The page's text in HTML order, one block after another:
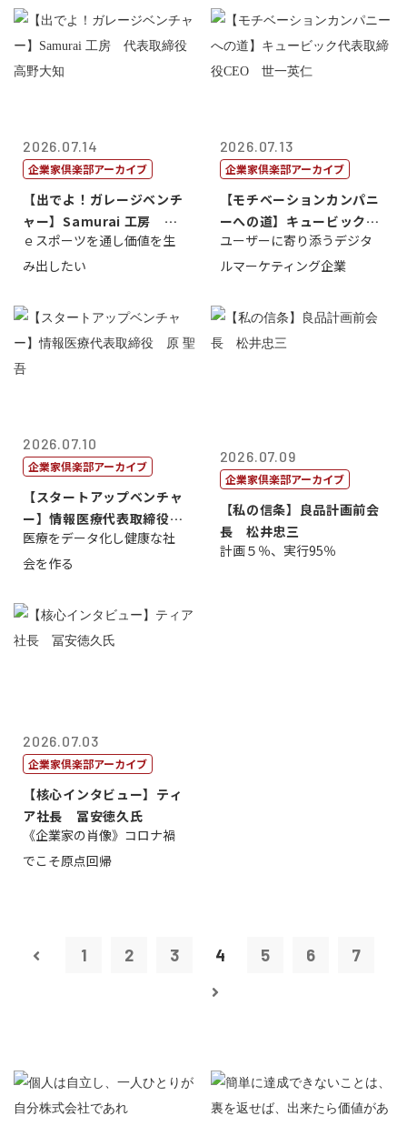
2026.07.14
企業家倶楽部アーカイブ
【出でよ！ガレージベンチ
ャー】Samurai 工房 代
表取締...
ｅスポーツを通し価値を生
み出したい
2026.07.13
企業家倶楽部アーカイブ
【モチベーションカンパニ
ーへの道】キュービック代
表取締役CE...
ユーザーに寄り添うデジタ
ルマーケティング企業
2026.07.10
企業家倶楽部アーカイブ
【スタートアップベンチャ
ー】情報医療代表取締役
原 聖吾
医療をデータ化し健康な社
会を作る
2026.07.09
企業家倶楽部アーカイブ
【私の信条】良品計画前会
長 松井忠三
計画５％、実行95％
2026.07.03
企業家倶楽部アーカイブ
【核心インタビュー】ティ
ア社長 冨安徳久氏
《企業家の肖像》コロナ禍
でこそ原点回帰
1 2 3 4 5 6 7